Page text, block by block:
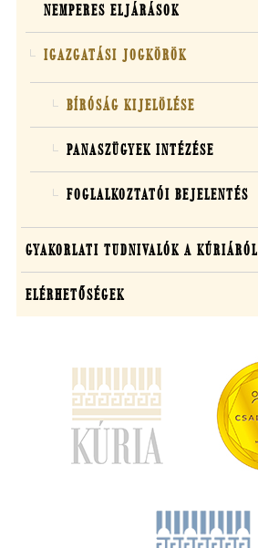
NEMPERES ELJÁRÁSOK
IGAZGATÁSI JOGKÖRÖK
BÍRÓSÁG KIJELÖLÉSE
PANASZÜGYEK INTÉZÉSE
FOGLALKOZTATÓI BEJELENTÉS
GYAKORLATI TUDNIVALÓK A KÚRIÁRÓL
ELÉRHETŐSÉGEK